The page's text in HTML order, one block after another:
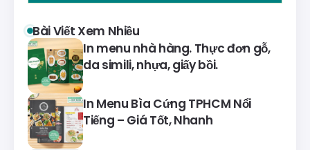
Bài Viết Xem Nhiều
In menu nhà hàng. Thực đơn gỗ,
da simili, nhựa, giấy bồi.
In Menu Bìa Cứng TPHCM Nổi
Tiếng – Giá Tốt, Nhanh